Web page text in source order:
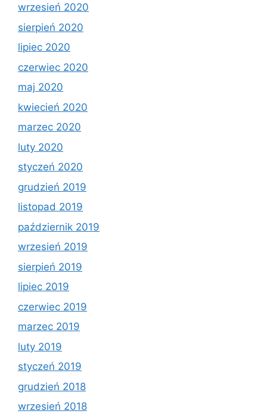
wrzesień 2020
sierpień 2020
lipiec 2020
czerwiec 2020
maj 2020
kwiecień 2020
marzec 2020
luty 2020
styczeń 2020
grudzień 2019
listopad 2019
październik 2019
wrzesień 2019
sierpień 2019
lipiec 2019
czerwiec 2019
marzec 2019
luty 2019
styczeń 2019
grudzień 2018
wrzesień 2018